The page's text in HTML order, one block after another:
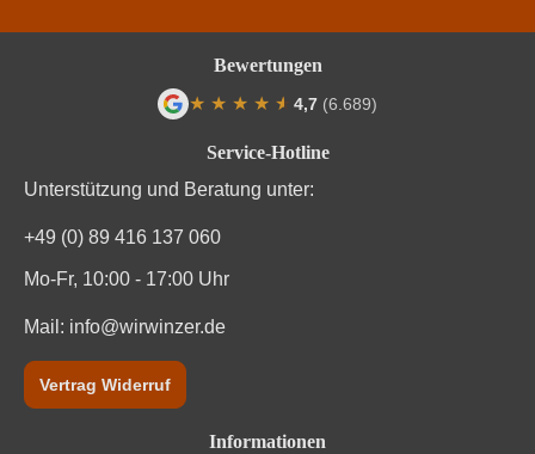
Service-Hotline
Unterstützung und Beratung unter:
+49 (0) 89 416 137 060
Mo-Fr, 10:00 - 17:00 Uhr
Mail: info@wirwinzer.de
Vertrag Widerruf
Informationen
Bewertungen
★ ★ ★ ★ ★
★ 4,7 (6.689)